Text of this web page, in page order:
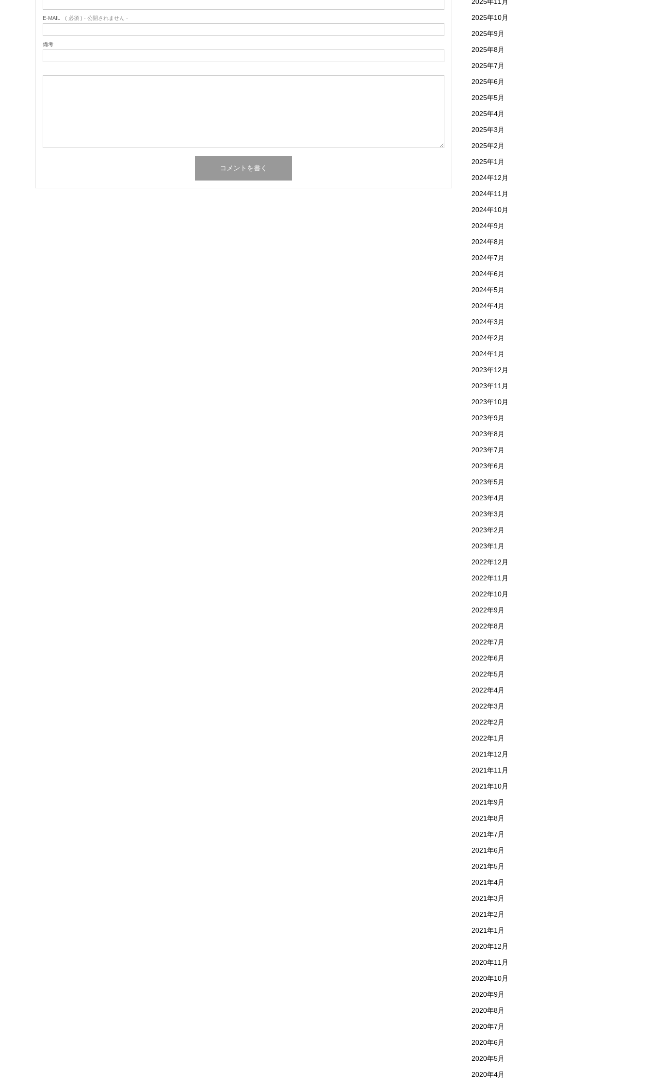
E-MAIL ( 必須 ) - 公開されません -
備考
2025年10月
2025年9月
2025年8月
2025年7月
2025年6月
2025年5月
2025年4月
2025年3月
2025年2月
2025年1月
2024年12月
2024年11月
2024年10月
2024年9月
2024年8月
2024年7月
2024年6月
2024年5月
2024年4月
2024年3月
2024年2月
2024年1月
2023年12月
2023年11月
2023年10月
2023年9月
2023年8月
2023年7月
2023年6月
2023年5月
2023年4月
2023年3月
2023年2月
2023年1月
2022年12月
2022年11月
2022年10月
2022年9月
2022年8月
2022年7月
2022年6月
2022年5月
2022年4月
2022年3月
2022年2月
2022年1月
2021年12月
2021年11月
2021年10月
2021年9月
2021年8月
2021年7月
2021年6月
2021年5月
2021年4月
2021年3月
2021年2月
2021年1月
2020年12月
2020年11月
2020年10月
2020年9月
2020年8月
2020年7月
2020年6月
2020年5月
2020年4月